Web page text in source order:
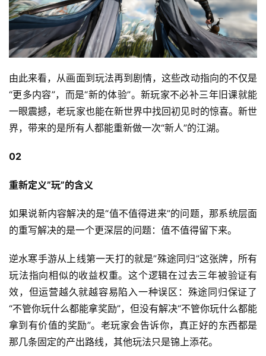
戏
业
界
机
游
戏
机
戏
休
闲
戏
2
0
2
5
第
由此来看，从画面到玩法再到剧情，这些改动指向的不仅是
“更多内容”，而是“新的体验”。新玩家不必补三年旧课就能
一眼震撼，老玩家也能在新世界中找回初见时的惊喜。新世
界，带来的是所有人都能重新做一次“新人”的江湖。
02
重新定义”玩”的含义
如果说新内容解决的是“值不值得进来”的问题，那系统层面
的重写解决的是一个更深层的问题：值不值得留下来。
逆水寒手游从上线第一天打的就是”殊途同归”这张牌，所有
玩法指向相似的收益权重。这个逻辑在过去三年被验证有
效，但运营越久就越容易陷入一种误区：殊途同归保证了
“不管你玩什么都能拿奖励”，但没有解决“不管你玩什么都能
拿到有价值的奖励”。老玩家会告诉你，真正好的东西都是
那几条固定的产出路线，其他玩法只是锦上添花。